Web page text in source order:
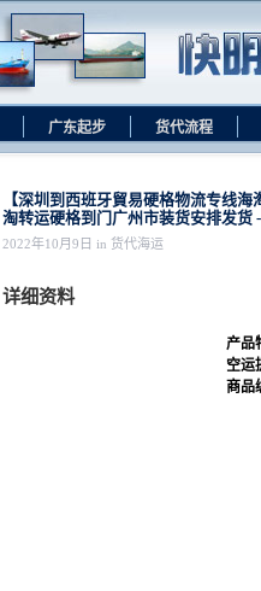
广东起步
货代流程
【深圳到西班牙貿易硬格物流专线
淘转运硬格到门广州市装货安排发货
2022年10月9日 in 货代海运
详细资料
产品
空运
商品